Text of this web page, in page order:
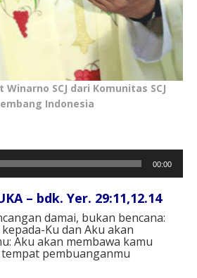
Winarno SCJ dari Komunitas SCJ
Indonesia
00:00
– bdk. Yer. 29:11,12.14
damai, bukan bencana:
Ku dan Aku akan
Aku akan membawa kamu
pembuanganmu